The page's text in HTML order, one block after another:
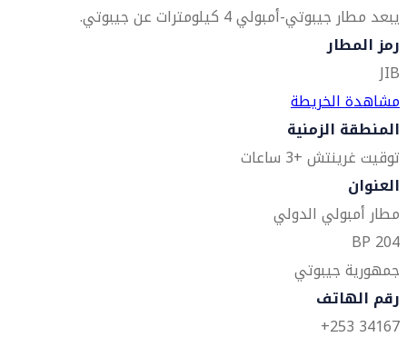
يبعد مطار جيبوتي-أمبولي 4 كيلومترات عن جيبوتي.
رمز المطار
JIB
مشاهدة الخريطة
المنطقة الزمنية
توقيت غرينتش +3 ساعات
العنوان
مطار أمبولي الدولي
BP 204
جمهورية جيبوتي
رقم الهاتف
34167 253+